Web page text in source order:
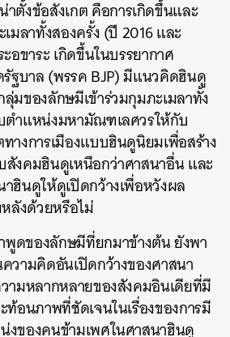
ตั้งข้อสังเกต คือการเกิดขึ้นและ
มลาทั้งสองครั้ง (ปี 2016 และ
อขาระ เกิดขึ้นในบรรยากาศ
รัฐบาล (พรรค BJP) มีแนวคิดฮินดู
มของลักษมีเข้าร่วมกุมภะเมลาทั้ง
ตำแหน่งมหามัณฑเลศวรให้กับ
างการเมืองแบบฮินดูนิยมเพื่อสร้าง
งคมฮินดูเหนือกว่าศาสนาอื่น และ
ฮินดูให้ดูเปิดกว้างเพื่อหวังผล
ลังด้วยหรือไม่
พูดของลักษมีที่ยกมาข้างต้น ยังพา
วามคิดอันเปิดกว้างของศาสนา
ามหลากหลายของสังคมอินเดียที่มี
อนภาพที่ชัดเจนในเรื่องของการมี
ของคนข้ามเพศในศาสนาฮินดู